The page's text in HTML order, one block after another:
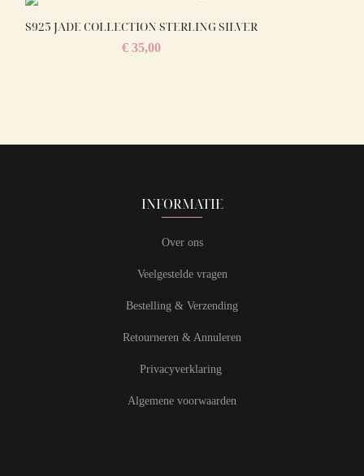
S925 JADE COLLECTION STERLING SILVER
€ 35,00
INFORMATIE
Over ons
Veelgestelde vragen
Bestelling & Verzending
Retourneren & Annuleren
Privacyverklaring
Algemene voorwaarden